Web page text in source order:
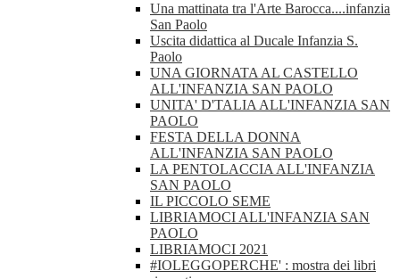
Una mattinata tra l'Arte Barocca....infanzia
San Paolo
Uscita didattica al Ducale Infanzia S.
Paolo
UNA GIORNATA AL CASTELLO
ALL'INFANZIA SAN PAOLO
UNITA' D'TALIA ALL'INFANZIA SAN
PAOLO
FESTA DELLA DONNA
ALL'INFANZIA SAN PAOLO
LA PENTOLACCIA ALL'INFANZIA
SAN PAOLO
IL PICCOLO SEME
LIBRIAMOCI ALL'INFANZIA SAN
PAOLO
LIBRIAMOCI 2021
#IOLEGGOPERCHE' : mostra dei libri